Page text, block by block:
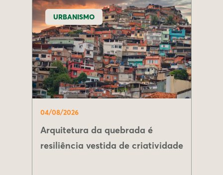
URBANISMO
04/08/2026
Arquitetura da quebrada é
resiliência vestida de criatividade